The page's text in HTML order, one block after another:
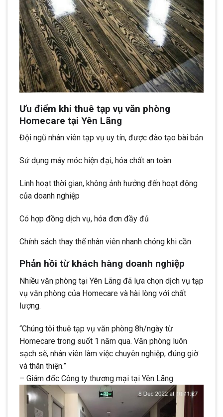
Ưu điểm khi thuê tạp vụ văn phòng
Homecare tại Yên Lãng
Đội ngũ nhân viên tạp vụ uy tín, được đào tạo bài bản
Sử dụng máy móc hiện đại, hóa chất an toàn
Linh hoạt thời gian, không ảnh hưởng đến hoạt động
của doanh nghiệp
Có hợp đồng dịch vụ, hóa đơn đầy đủ
Chính sách thay thế nhân viên nhanh chóng khi cần
Phản hồi từ khách hàng doanh nghiệp
Nhiều văn phòng tại Yên Lãng đã lựa chọn dịch vụ tạp
vụ văn phòng của Homecare và hài lòng với chất
lượng.
“Chúng tôi thuê tạp vụ văn phòng 8h/ngày từ
Homecare trong suốt 1 năm qua. Văn phòng luôn
sạch sẽ, nhân viên làm việc chuyên nghiệp, đúng giờ
và thân thiện.”
– Giám đốc Công ty thương mại tại Yên Lãng